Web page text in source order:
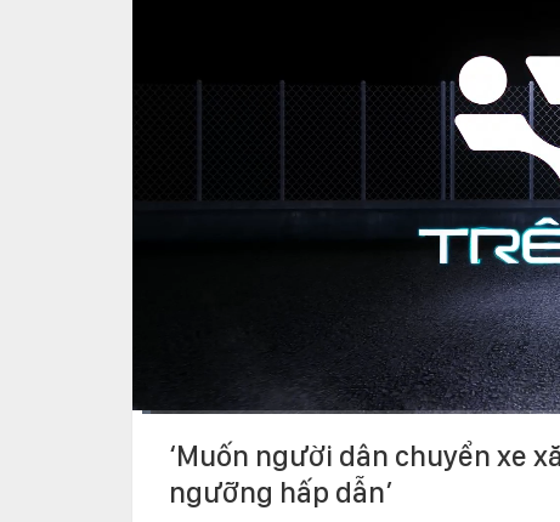
Time
‘Muốn người dân chuyển xe
ngưỡng hấp dẫn’